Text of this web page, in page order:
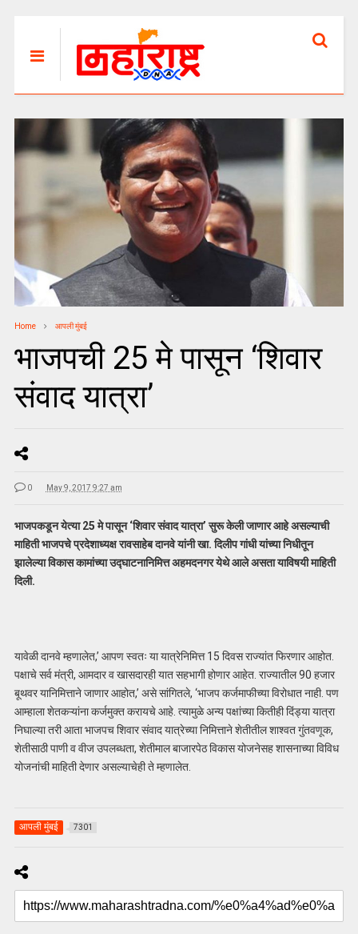
Home आपली मुंबई
भाजपची 25 मे पासून ‘शिवार
संवाद यात्रा’
0 May 9, 2017 9:27 am
भाजपकडून येत्या 25 मे पासून ‘शिवार संवाद यात्रा’ सुरू केली जाणार आहे असल्याची
माहिती भाजपचे प्रदेशाध्यक्ष रावसाहेब दानवे यांनी खा. दिलीप गांधी यांच्या निधीतून
झालेल्या विकास कामांच्या उद्‍घाटनानिमित्त अहमदनगर येथे आले असता याविषयी माहिती
दिली.
यावेळी दानवे म्हणालेत,’ आपण स्वतः या यात्रेनिमित्त 15 दिवस राज्यांत फिरणार आहोत.
पक्षाचे सर्व मंत्री, आमदार व खासदारही यात सहभागी होणार आहेत. राज्यातील 90 हजार
बूथवर यानिमित्ताने जाणार आहोत,’ असे सांगितले, ‘भाजप कर्जमाफीच्या विरोधात नाही. पण
आम्हाला शेतकऱ्यांना कर्जमुक्त करायचे आहे. त्यामुळे अन्य पक्षांच्या कितीही दिंड्या यात्रा
निघाल्या तरी आता भाजपच शिवार संवाद यात्रेच्या निमित्ताने शेतीतील शाश्वत गुंतवणूक,
शेतीसाठी पाणी व वीज उपलब्धता, शेतीमाल बाजारपेठ विकास योजनेसह शासनाच्या विविध
योजनांची माहिती देणार असल्याचेही ते म्हणालेत.
आपली मुंबई 7301